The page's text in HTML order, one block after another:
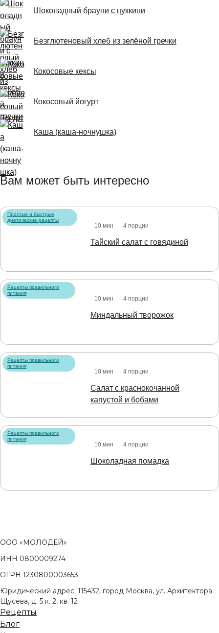
Шоколадный брауни с цуккини
Безглютеновый хлеб из зелёной гречки
Кокосовые кексы
Кокосовый йогурт
Каша (каша-ночнушка)
Вам может быть интересно
Простые и быстрые
диетические рецепты
10 мин 4 порции
Тайский салат с говядиной
Рецепты правильного
питания
10 мин 4 порции
Миндальный творожок
Рецепты правильного
питания
10 мин 4 порции
Салат с краснокочанной
капустой и бобами
Рецепты правильного
питания
10 мин 4 порции
Шоколадная помадка
ООО «МОЛОДЕЙ»
ИНН 0800009274
ОГРН 1230800003653
Юридический адрес: 115432, город Москва, ул. Архитектора
Щусева, д. 5 к. 2, кв. 12
Рецепты
Блог